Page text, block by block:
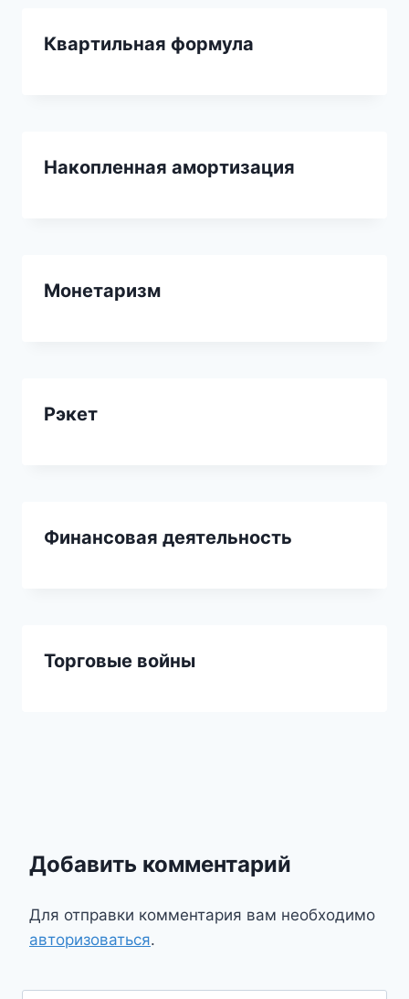
Квартильная формула
Накопленная амортизация
Монетаризм
Рэкет
Финансовая деятельность
Торговые войны
Добавить комментарий
Для отправки комментария вам необходимо
авторизоваться.